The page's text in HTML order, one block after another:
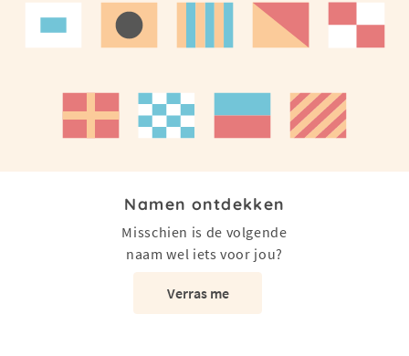
Namen ontdekken
Misschien is de volgende
naam wel iets voor jou?
Verras me